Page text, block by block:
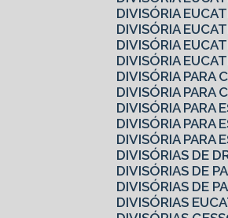
DIVISÓRIA
DIVISÓRIA
DIVISÓRIA
DIVISÓRIA
DIVISÓRIA
DIVISÓRIA
DIVISÓRIA
DIVISÓRIA
DIVISÓRIA
DIVISÓRIAS DE
DIVISÓRIAS DE
DIVISÓRIAS DE
DIVISÓRIAS